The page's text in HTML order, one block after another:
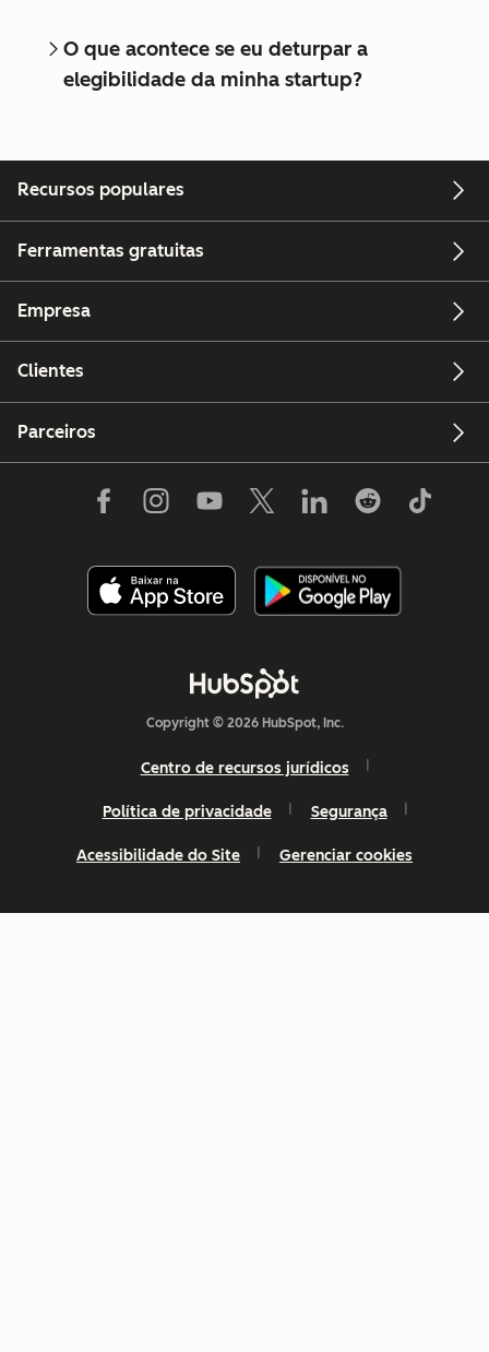
O que acontece se eu deturpar a
elegibilidade da minha startup?
Recursos populares
Ferramentas gratuitas
Empresa
Clientes
Parceiros
Copyright © 2026 HubSpot, Inc.
Centro de recursos jurídicos
Política de privacidade Segurança
Acessibilidade do Site Gerenciar cookies